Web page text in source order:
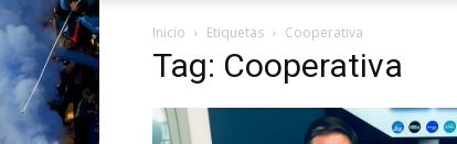
Inicio Etiquetas Cooperativa
Tag: Cooperativa